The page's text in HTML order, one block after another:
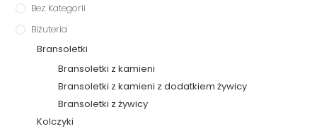
Bez Kategorii
Biżuteria
Bransoletki
Bransoletki z kamieni
Bransoletki z kamieni z dodatkiem żywicy
Bransoletki z żywicy
Kolczyki